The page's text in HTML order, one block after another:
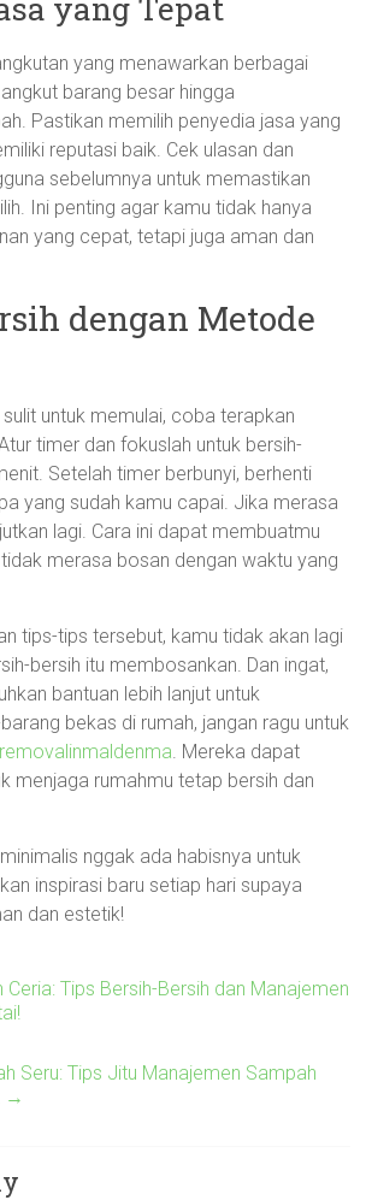
yang Tepat
yang menawarkan berbagai
barang besar hingga
Pastikan memilih penyedia jasa yang
reputasi baik. Cek ulasan dan
sebelumnya untuk memastikan
Ini penting agar kamu tidak hanya
yang cepat, tetapi juga aman dan
dengan Metode
untuk memulai, coba terapkan
timer dan fokuslah untuk bersih-
Setelah timer berbunyi, berhenti
yang sudah kamu capai. Jika merasa
lagi. Cara ini dapat membuatmu
merasa bosan dengan waktu yang
tips-tips tersebut, kamu tidak akan lagi
bersih itu membosankan. Dan ingat,
bantuan lebih lanjut untuk
bekas di rumah, jangan ragu untuk
. Mereka dapat
menjaga rumahmu tetap bersih dan
nggak ada habisnya untuk
inspirasi baru setiap hari supaya
dan estetik!
Ceria: Tips Bersih-Bersih dan Manajemen
Seru: Tips Jitu Manajemen Sampah
→